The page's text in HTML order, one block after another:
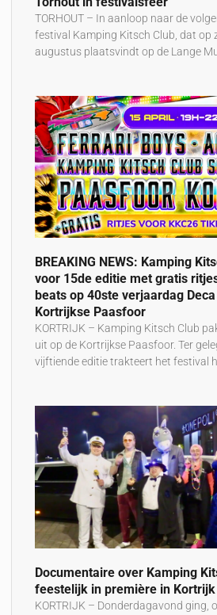
TORHOUT – In aanloop naar de
festival Kamping Kitsch Club, dat op
augustus plaatsvindt op de Lange
BREAKING NEWS: Kamping
voor 15de editie met gratis
beats op 40ste verjaardag
Kortrijkse Paasfoor
KORTRIJK – Kamping Kitsch Club
uit op de Kortrijkse Paasfoor. Ter
vijftiende editie trakteert het festival
Documentaire over Kamping
feestelijk in première in Kortrijk
KORTRIJK – Donderdagavond ging,